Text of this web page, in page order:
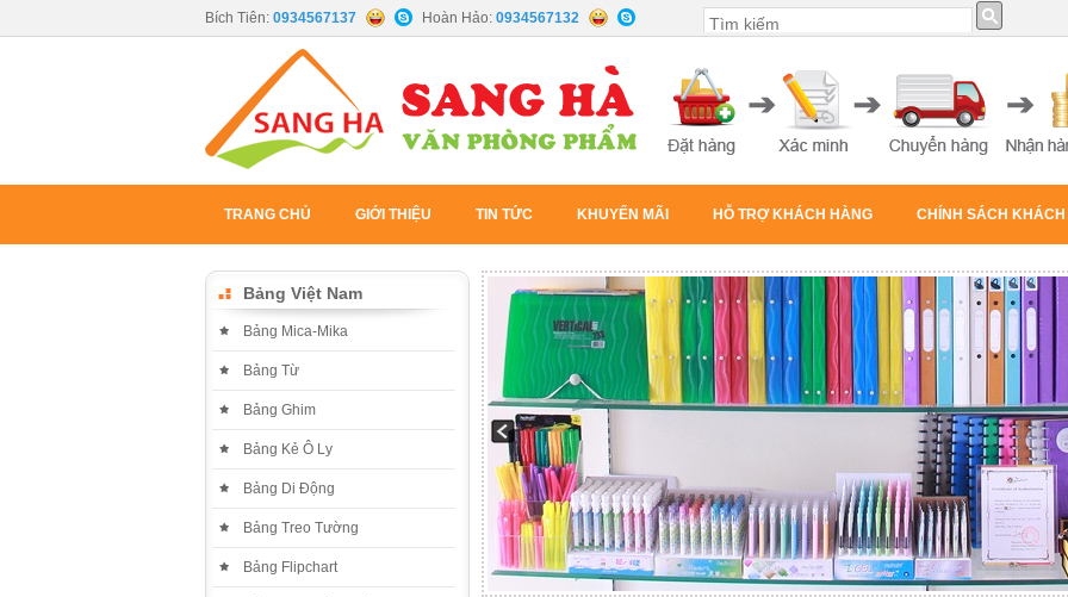
Bích Tiên: 0934567137 Hoàn Hảo: 0934567132
TRANG CHỦ GIỚI THIỆU TIN TỨC KHUYẾN MÃI HỖ TRỢ KHÁCH HÀNG CHÍNH SÁCH
Bảng Việt Nam
Bảng Mica-Mika
Bảng Từ
Bảng Ghim
Bảng Kẻ Ô Ly
Bảng Di Động
Bảng Treo Tường
Bảng Flipchart